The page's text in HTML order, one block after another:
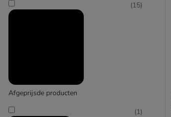
ferplast
Afgeprijsde producten
(15)
(1)